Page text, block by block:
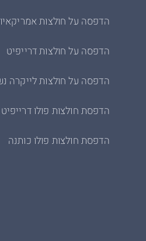
הדפסה על חולצות
הדפסה על חולצות דרייפיט
הדפסה על חולצות לייקרה
הדפסת חולצות פולו דרייפיט
הדפסת חולצות פולו כותנה